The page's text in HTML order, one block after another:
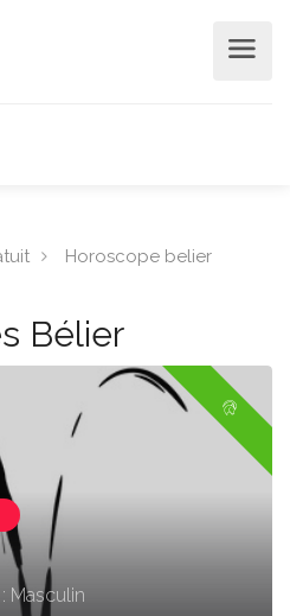
Horoscope belier
Bélier
Masculin